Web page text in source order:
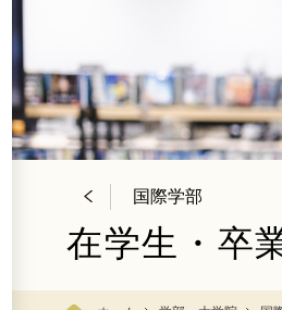
国際学部
在学生・卒